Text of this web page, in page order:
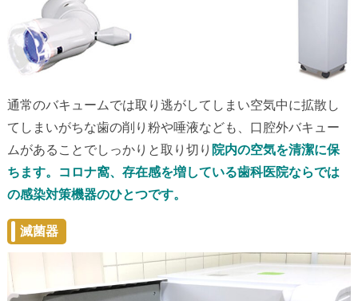
通常のバキュームでは取り逃がしてしまい空気中に拡散し
てしまいがちな歯の削り粉や唾液なども、口腔外バキュー
ムがあることでしっかりと取り切り 院内の空気を清潔に保
ちます。コロナ窩、存在感を増している歯科医院ならでは
の感染対策機器のひとつです。
滅菌器